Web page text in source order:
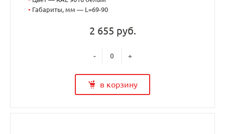
• Габариты, мм — L=69-90
2 655 руб.
- +
в корзину